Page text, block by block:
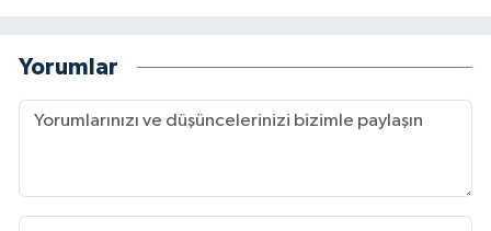
Yorumlar